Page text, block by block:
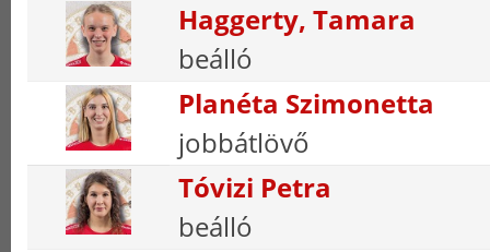
Haggerty, Tamara
beálló
Planéta Szimonetta
jobbátlövő
Tóvizi Petra
beálló